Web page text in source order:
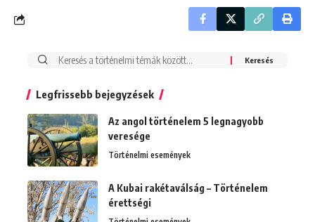
Search
Legfrissebb bejegyzések
Az angol történelem 5 legnagyobb
veresége
Történelmi események
A Kubai rakétaválság – Történelem
érettségi